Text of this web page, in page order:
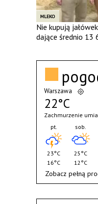
MLEKO
Nie kupują
dające średnio 13
Warszawa
22°C
Zachmurzenie
pt.
23°C
16°C
sob.
25°C
12°C
Zobacz pełną